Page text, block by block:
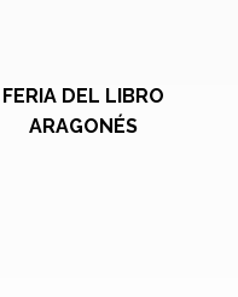
FERIA DEL LIBRO
ARAGONÉS